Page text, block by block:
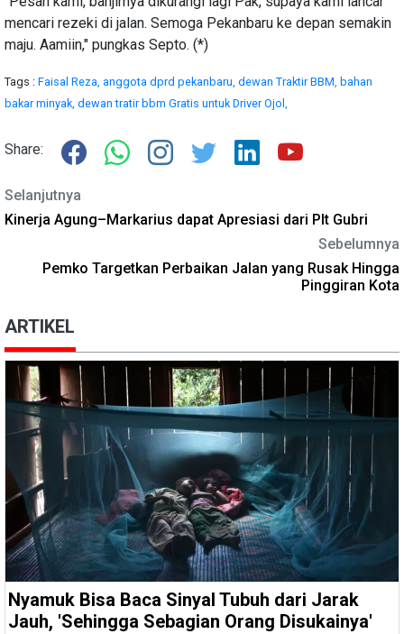
mencari rezeki di jalan. Semoga Pekanbaru ke depan semakin
maju. Aamiin," pungkas Septo. (*)
Tags : Faisal Reza, anggota dprd pekanbaru, dewan Traktir BBM, bahan
bakar minyak, dewan tratir bbm Gratis untuk Driver Ojol,
Share:
Selanjutnya
Kinerja Agung–Markarius dapat Apresiasi dari Plt Gubri
Sebelumnya
Pemko Targetkan Perbaikan Jalan yang Rusak Hingga
Pinggiran Kota
ARTIKEL
Nyamuk Bisa Baca Sinyal Tubuh dari Jarak
Jauh, 'Sehingga Sebagian Orang Disukainya'